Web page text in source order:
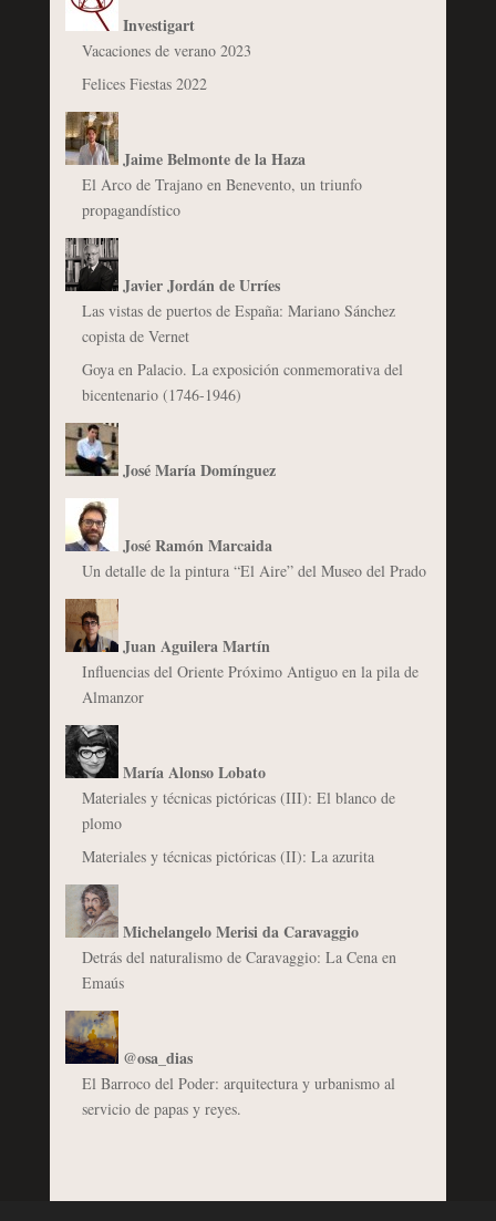
Investigart
Vacaciones de verano 2023
Felices Fiestas 2022
Jaime Belmonte de la Haza
El Arco de Trajano en Benevento, un triunfo
propagandístico
Javier Jordán de Urríes
Las vistas de puertos de España: Mariano Sánchez
copista de Vernet
Goya en Palacio. La exposición conmemorativa del
bicentenario (1746-1946)
José María Domínguez
José Ramón Marcaida
Un detalle de la pintura “El Aire” del Museo del Prado
Juan Aguilera Martín
Influencias del Oriente Próximo Antiguo en la pila de
Almanzor
María Alonso Lobato
Materiales y técnicas pictóricas (III): El blanco de
plomo
Materiales y técnicas pictóricas (II): La azurita
Michelangelo Merisi da Caravaggio
Detrás del naturalismo de Caravaggio: La Cena en
Emaús
@osa_dias
El Barroco del Poder: arquitectura y urbanismo al
servicio de papas y reyes.